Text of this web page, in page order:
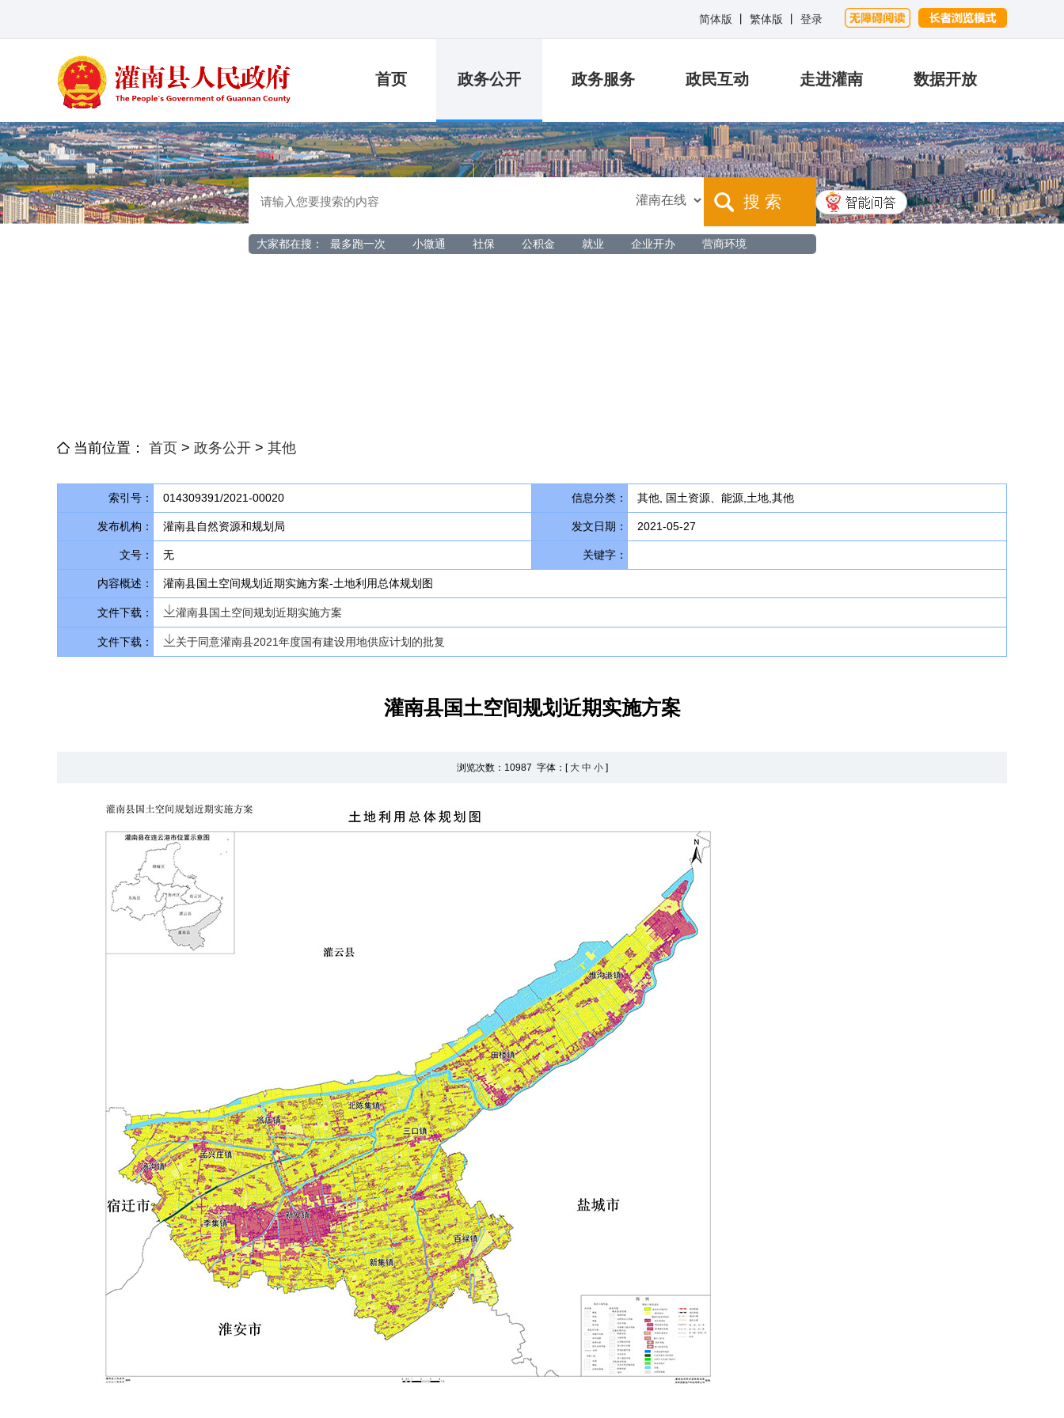
简体版 繁体版 登录
首页 政务公开 政务服务 政民互动 走进灌南 数据开放
搜 索
大家都在搜： 最多跑一次 小微通 社保 公积金 就业 企业开办 营商环境
当前位置： 首页 > 政务公开 > 其他
索引号： 014309391/2021-00020 信息分类： 其他, 国土资源、能源,土地,其他
发布机构： 灌南县自然资源和规划局 发文日期： 2021-05-27
文号： 无 关键字：
内容概述： 灌南县国土空间规划近期实施方案-土地利用总体规划图
文件下载： 灌南县国土空间规划近期实施方案
文件下载： 关于同意灌南县2021年度国有建设用地供应计划的批复
灌南县国土空间规划近期实施方案
浏览次数： 10987 字体：[ 大 中 小]